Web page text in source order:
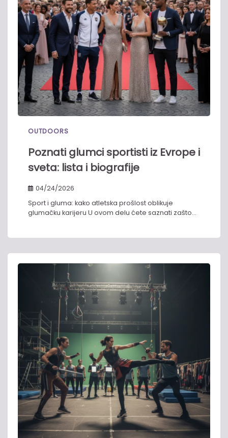
OUTDOORS
Poznati glumci sportisti iz Evrope i
sveta: lista i biografije
04/24/2026
Sport i gluma: kako atletska prošlost oblikuje
glumačku karijeru U ovom delu ćete saznati zašto…